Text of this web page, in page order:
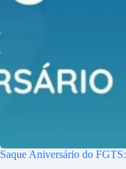
Saque Aniversário do